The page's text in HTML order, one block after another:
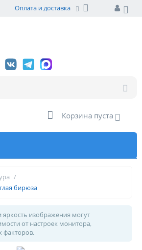
Оплата и доставка
Корзина пуста
/
бирюза
яркость изображения могут
от настроек монитора,
факторов.